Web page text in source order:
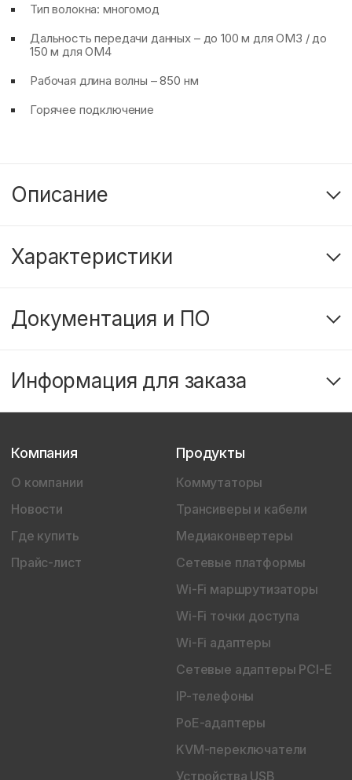
Тип волокна: многомод
Дальность передачи данных – до 100 м для OM3 / до
150 м для OM4
Рабочая длина волны – 850 нм
Горячее подключение
Описание
Характеристики
Документация и ПО
Информация для заказа
Компания
О компании
Новости
Где купить
Прайс-лист
Продукты
Коммутаторы
Трансиверы и кабели
Медиаконвертеры
Сетевые платформы
Wi-Fi маршрутизаторы
Wi-Fi точки доступа
Wi-Fi адаптеры
Сетевые адаптеры PCI-E
IP-телефоны
PoE-адаптеры
KVM-переключатели
Устройства USB